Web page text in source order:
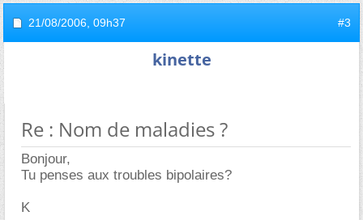
21/08/2006, 09h37 #3
kinette
Re : Nom de maladies ?
Bonjour,
Tu penses aux troubles bipolaires?
K